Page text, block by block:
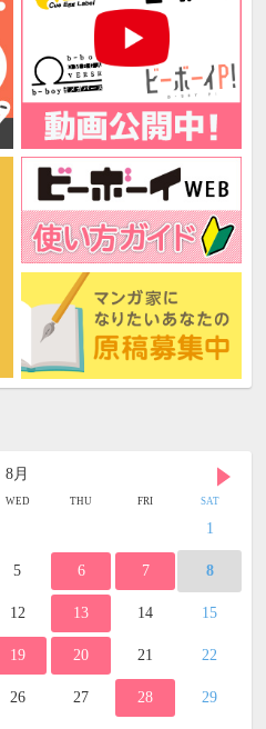
8月
WED THU FRI SAT
1
5 6 7 8
12 13 14 15
19 20 21 22
26 27 28 29